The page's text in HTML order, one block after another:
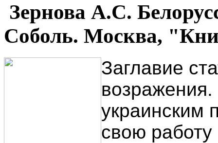
Зернова А.С.
Соболь. Москва,
Заглавие
украинским
свою